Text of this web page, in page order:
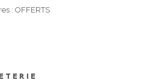
: OFFERTS